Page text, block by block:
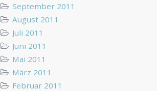
September 2011
August 2011
Juli 2011
Juni 2011
Mai 2011
März 2011
Februar 2011